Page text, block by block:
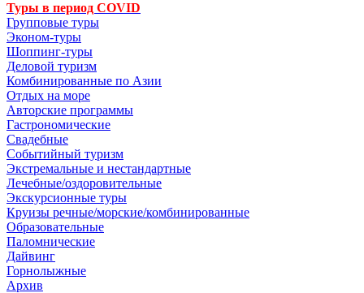
Туры в период COVID
Групповые туры
Эконом-туры
Шоппинг-туры
Деловой туризм
Комбинированные по Азии
Отдых на море
Авторские программы
Гастрономические
Свадебные
Событийный туризм
Экстремальные и нестандартные
Лечебные/оздоровительные
Экскурсионные туры
Круизы речные/морские/комбинированные
Образовательные
Паломнические
Дайвинг
Горнолыжные
Архив